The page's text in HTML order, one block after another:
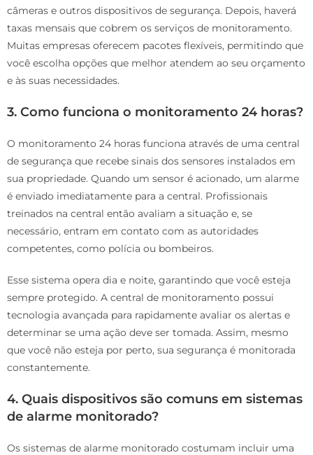
câmeras e outros dispositivos de segurança. Depois, haverá
taxas mensais que cobrem os serviços de monitoramento.
Muitas empresas oferecem pacotes flexíveis, permitindo que
você escolha opções que melhor atendem ao seu orçamento
e às suas necessidades.
3. Como funciona o monitoramento 24 horas?
O monitoramento 24 horas funciona através de uma central
de segurança que recebe sinais dos sensores instalados em
sua propriedade. Quando um sensor é acionado, um alarme
é enviado imediatamente para a central. Profissionais
treinados na central então avaliam a situação e, se
necessário, entram em contato com as autoridades
competentes, como polícia ou bombeiros.
Esse sistema opera dia e noite, garantindo que você esteja
sempre protegido. A central de monitoramento possui
tecnologia avançada para rapidamente avaliar os alertas e
determinar se uma ação deve ser tomada. Assim, mesmo
que você não esteja por perto, sua segurança é monitorada
constantemente.
4. Quais dispositivos são comuns em sistemas
de alarme monitorado?
Os sistemas de alarme monitorado costumam incluir uma